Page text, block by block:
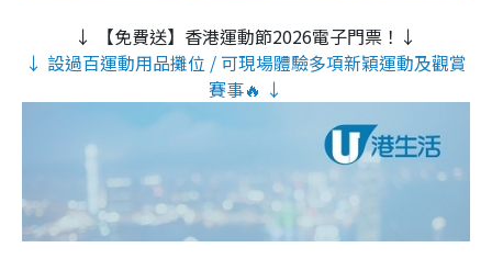
↓ 【免費送】香港運動節2026電子門票！↓
↓ 設過百運動用品攤位 / 可現場體驗多項新穎運動及觀賞
賽事🔥 ↓